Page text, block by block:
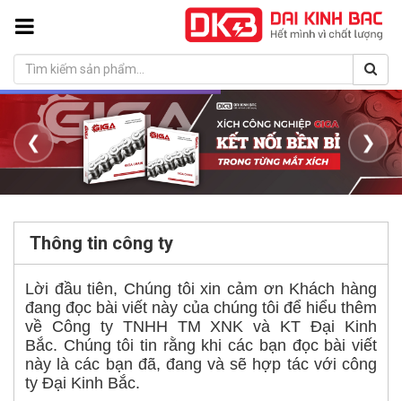
❮ ❯
Thông tin công ty
Lời đầu tiên, Chúng tôi xin cảm ơn Khách hàng
đang đọc bài viết này của chúng tôi để hiểu thêm
về Công ty TNHH TM XNK và KT Đại Kinh
Bắc. Chúng tôi tin rằng khi các bạn đọc bài viết
này là các bạn đã, đang và sẽ hợp tác với công
ty Đại Kinh Bắc.